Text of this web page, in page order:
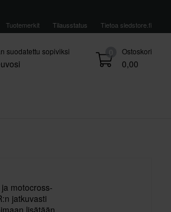
Tuotemerkit Tilausstatus Tietoa sledstore.fi
0 Ostoskori
0,00
suodatettu sopiviksi
motocross-
jatkuvasti
lisätään